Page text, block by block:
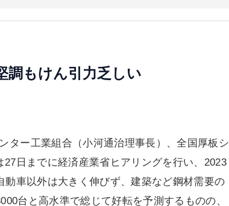
もけん引力乏しい
ター工業組合（小河通治理事長）、全国厚板シ
日までに経済産業省ヒアリングを行い、2023
車以外は大きく伸びず、建築など鋼材需要の
台と高水準で総じて好転を予測するものの、